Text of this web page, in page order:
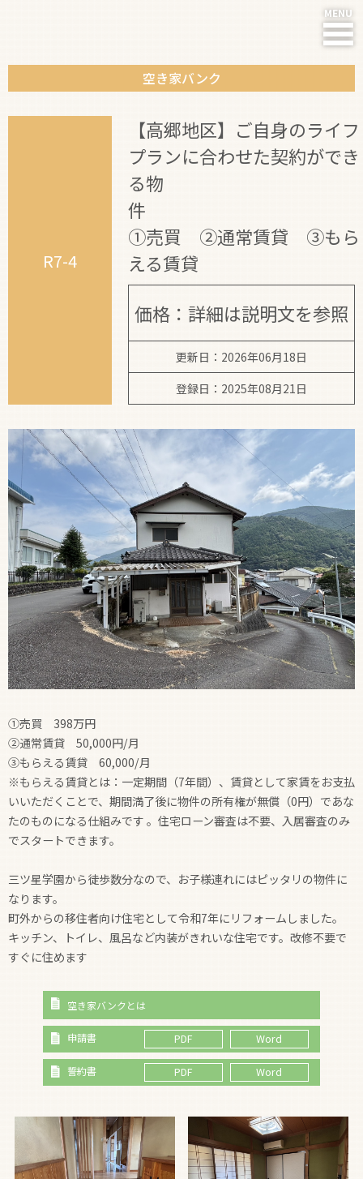
HOME
NEWS
川根本町って?
住まい
仕事
子育て・教育
暮らし
支援制度
空き家バンク
R7-4
【高郷地区】ご自身のライフ
プランに合わせた契約ができ
る物
件
①売買 ②通常賃貸 ③もら
える賃貸
価格：詳細は説明文を参照
更新日：2026年06月18日
登録日：2025年08月21日
①売買 398万円
②通常賃貸 50,000円/月
③もらえる賃貸 60,000/月
※もらえる賃貸とは：一定期間（7年間）、賃貸として家賃をお支払
いいただくことで、期間満了後に物件の所有権が無償（0円）であな
たのものになる仕組みです 。住宅ローン審査は不要、入居審査のみ
でスタートできます。
三ツ星学園から徒歩数分なので、お子様連れにはピッタリの物件に
なります。
町外からの移住者向け住宅として令和7年にリフォームしました。
キッチン、トイレ、風呂など内装がきれいな住宅です。改修不要で
すぐに住めます
空き家バンクとは
申請書 PDF Word
誓約書 PDF Word